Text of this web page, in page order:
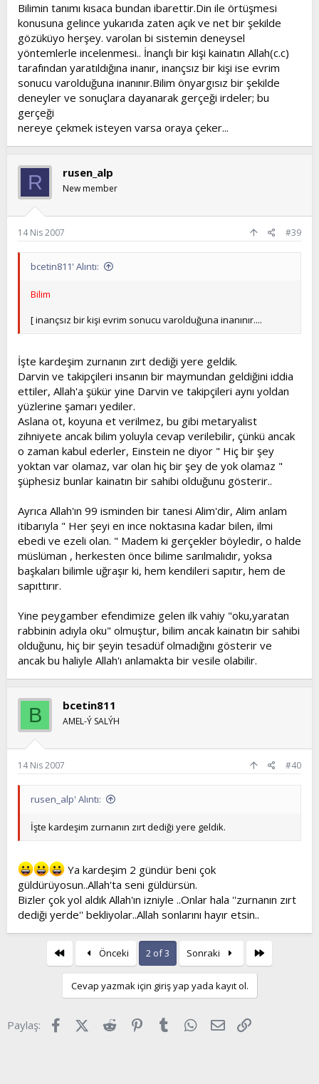
Bilimin tanımı kısaca bundan ibarettir.Din ile örtüşmesi
konusuna gelince yukarıda zaten açık ve net bir şekilde
gözüküyo herşey. varolan bi sistemin deneysel
yöntemlerle incelenmesi.. İnançlı bir kişi kainatın Allah(c.c)
tarafından yaratıldığına inanır, inançsız bir kişi ise evrim
sonucu varolduğuna inanınır.Bilim önyargısız bir şekilde
deneyler ve sonuçlara dayanarak gerçeği irdeler; bu
gerçeği
nereye çekmek isteyen varsa oraya çeker...
R rusen_alp
New member
14 Nis 2007 #39
bcetin811' Alıntı:
Bilim
[ inançsız bir kişi evrim sonucu varolduğuna inanınır....
İşte kardeşim zurnanın zırt dediği yere geldik.
Darvin ve takipçileri insanın bir maymundan geldiğini iddia
ettiler, Allah'a şükür yine Darvin ve takipçileri aynı yoldan
yüzlerine şamarı yediler.
Aslana ot, koyuna et verilmez, bu gibi metaryalist
zihniyete ancak bilim yoluyla cevap verilebilir, çünkü ancak
o zaman kabul ederler, Einstein ne diyor " Hiç bir şey
yoktan var olamaz, var olan hiç bir şey de yok olamaz "
şüphesiz bunlar kainatın bir sahibi olduğunu gösterir..
Ayrıca Allah'ın 99 isminden bir tanesi Alim'dir, Alim anlam
itibarıyla " Her şeyi en ince noktasına kadar bilen, ilmi
ebedi ve ezeli olan. " Madem ki gerçekler böyledir, o halde
müslüman , herkesten önce bilime sarılmalıdır, yoksa
başkaları bilimle uğraşır ki, hem kendileri sapıtır, hem de
sapıttırır.
Yine peygamber efendimize gelen ilk vahiy "oku,yaratan
rabbinin adıyla oku" olmuştur, bilim ancak kainatın bir sahibi
olduğunu, hiç bir şeyin tesadüf olmadığını gösterir ve
ancak bu haliyle Allah'ı anlamakta bir vesile olabilir.
B bcetin811
AMEL-Ý SALÝH
14 Nis 2007 #40
rusen_alp' Alıntı:
İşte kardeşim zurnanın zırt dediği yere geldik.
Ya kardeşim 2 gündür beni çok
güldürüyosun..Allah'ta seni güldürsün.
Bizler çok yol aldık Allah'ın izniyle ..Onlar hala ''zurnanın zırt
dediği yerde'' bekliyolar..Allah sonlarını hayır etsin..
Önceki 2 of 3 Sonraki Son
Cevap yazmak için giriş yap yada kayıt ol.
Paylaş: FacebookX (Twitter)
Reddit Pinterest
Tumblr WhatsApp
E-posta